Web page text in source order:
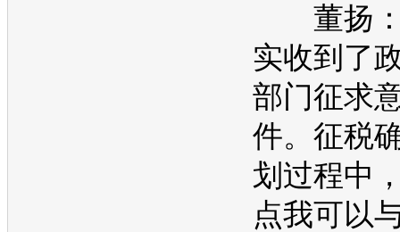
董扬：
实收到了
部门征求
件。征税
划过程中
点我可以